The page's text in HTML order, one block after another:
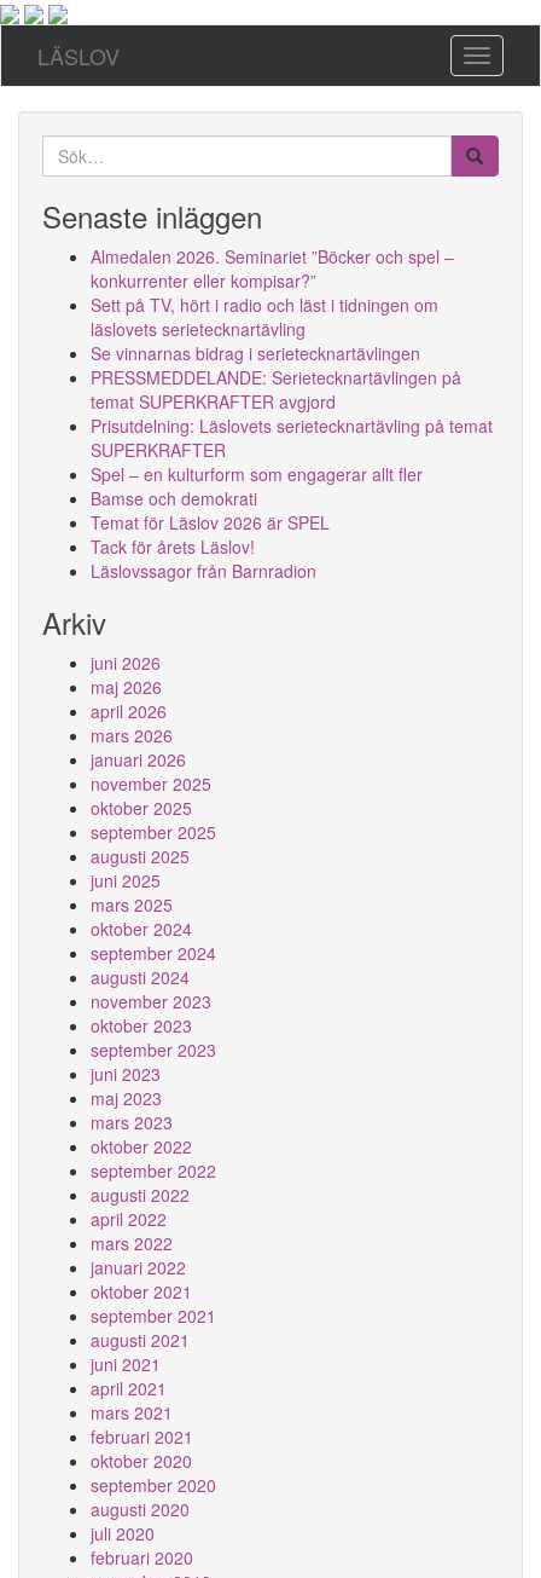
Toggle
LÄSLOV
Posts
navigation
Search
for:
Senaste inläggen
Almedalen 2026. Seminariet ”Böcker och spel –
konkurrenter eller kompisar?”
Sett på TV, hört i radio och läst i tidningen om
läslovets serietecknartävling
Se vinnarnas bidrag i serietecknartävlingen
PRESSMEDDELANDE: Serietecknartävlingen på
temat SUPERKRAFTER avgjord
Prisutdelning: Läslovets serietecknartävling på temat
SUPERKRAFTER
Spel – en kulturform som engagerar allt fler
Bamse och demokrati
Temat för Läslov 2026 är SPEL
Tack för årets Läslov!
Läslovssagor från Barnradion
Arkiv
juni 2026
maj 2026
april 2026
mars 2026
januari 2026
november 2025
oktober 2025
september 2025
augusti 2025
juni 2025
mars 2025
oktober 2024
september 2024
augusti 2024
november 2023
oktober 2023
september 2023
juni 2023
maj 2023
mars 2023
oktober 2022
september 2022
augusti 2022
april 2022
mars 2022
januari 2022
oktober 2021
september 2021
augusti 2021
juni 2021
april 2021
mars 2021
februari 2021
oktober 2020
september 2020
augusti 2020
juli 2020
februari 2020